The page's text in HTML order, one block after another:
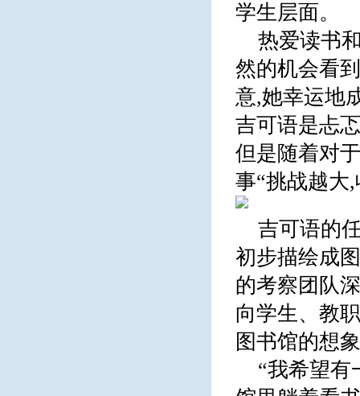
学生层面。
热爱读书
然的机会看
意,她幸运地
吉可语是忐
但是随着对
事“挑战越大
吉可语的
初步描绘成
的考察团队
向学生、教
图书馆的想
“我希望有